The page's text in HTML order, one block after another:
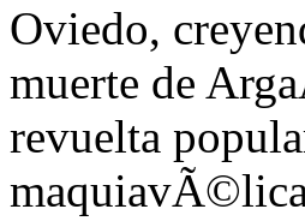
Oviedo,
muerte de
revuelta